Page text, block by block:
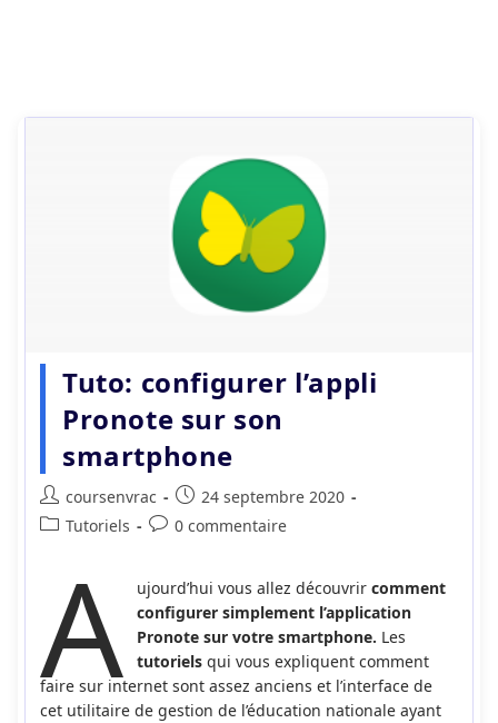
Tuto: configurer l’appli
Pronote sur son
smartphone
Auteur/autrice
de
coursenvrac
Publication
publiée :
24 septembre 2020
PostTutoriels
Commentaires
publication :
0 commentaire
A ujourd’hui vous allez découvrir comment
configurer simplement l’application
Pronote sur votre smartphone. Les
tutorielsqui vous expliquent comment
faire sur internet sont assez anciens et l’interface de
cet utilitaire de gestion de l’éducation nationale ayant